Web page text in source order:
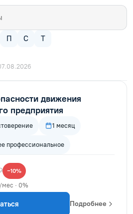
П С
Т
движения
предприятия
1 месяц
профессиональное
−10%
/мес · 0%
Подробнее